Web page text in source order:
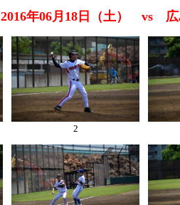
2016年06月18日（土） vs
2